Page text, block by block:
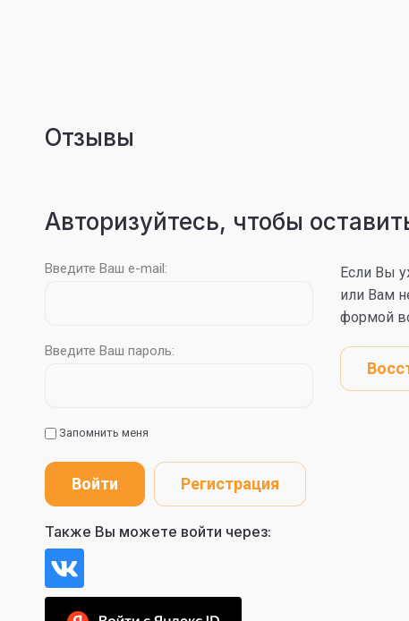
Отзывы
Авторизуйтесь, чтобы
Введите Ваш e-mail:
Введите Ваш пароль:
Запомнить меня
Войти Регистрация
Если Вы
или Вам
формой
Также Вы можете войти через: